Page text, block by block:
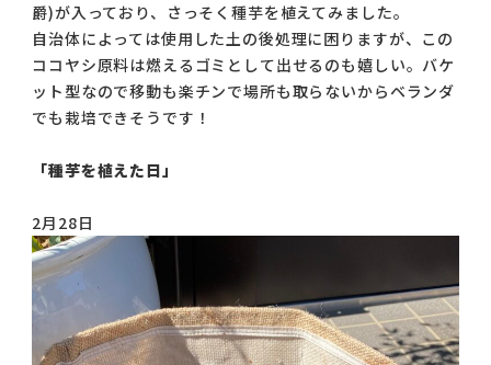
爵)が入っており、さっそく種芋を植えてみました。
自治体によっては使用した土の後処理に困りますが、この
ココヤシ原料は燃えるゴミとして出せるのも嬉しい。バケ
ット型なので移動も楽チンで場所も取らないからベランダ
でも栽培できそうです！
「種芋を植えた日」
2月28日